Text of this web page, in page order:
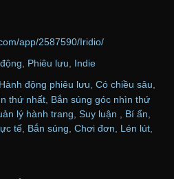
app/2587590/Iridio/
Phiêu lưu Indie
Hành động phiêu lưu, Có chiều sâu,
thứ nhất Bắn súng góc nhìn thứ
lý hành trang Suy luận Bí ẩn
tế Bắn súng Chơi đơn Lén lút